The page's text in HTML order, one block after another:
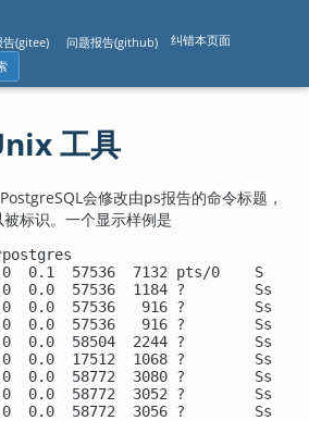
告(gitee) 问题报告(github) 纠错本页面
工具
PostgreSQL 会修改由ps报告的命令标题，
标识。一个显示样例是
0.1  57536  7132 pts/0    S
0.0  57536  1184 ?        Ss
0.0  57536   916 ?        Ss
0.0  57536   916 ?        Ss
0.0  58504  2244 ?        Ss
0.0  17512  1068 ?        Ss
0.0  58772  3080 ?        Ss
0.0  58772  3052 ?        Ss
0.0  58772  3056 ?        Ss